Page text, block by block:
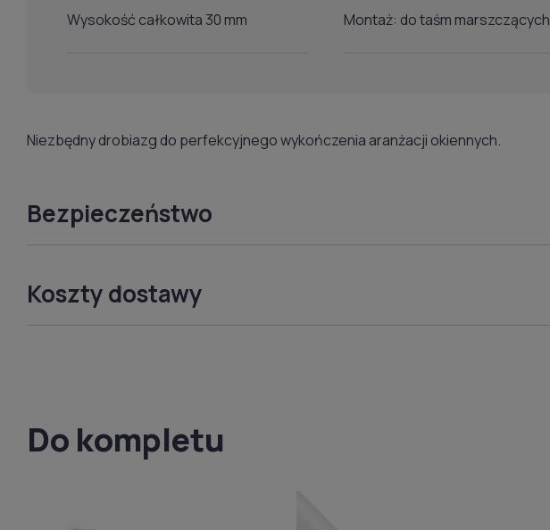
Wysokość całkowita 30 mm Montaż: do taśm marszczących
Niezbędny drobiazg do perfekcyjnego wykończenia aranżacji okiennych.
Bezpieczeństwo
Koszty dostawy
Do kompletu